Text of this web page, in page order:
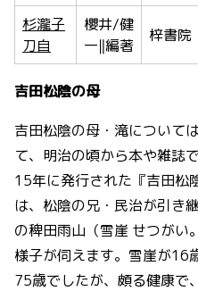
杉瀧子
刀自
櫻井/健
一‖編著
梓書院
吉田松陰の母
吉田松陰の母・滝について
て、明治の頃から本や雑誌
15年に発行された『吉田松
は、松陰の兄・民治が引き
の稗田雨山（雪崖 せつが
様子が伺えます。雪崖が16
75歳でしたが、頗る健康で